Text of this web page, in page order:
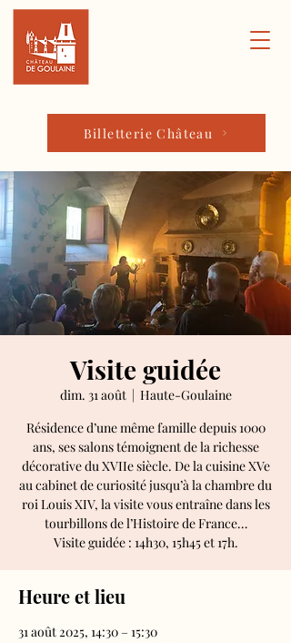
Billetterie Château
Visite guidée
dim. 31 août
  |
Haute-Goulaine
Résidence d’une même famille depuis 1000
ans, ses salons témoignent de la richesse
décorative du XVIIe siècle. De la cuisine XVe
au cabinet de curiosité jusqu’à la chambre du
roi Louis XIV, la visite vous entraîne dans les
tourbillons de l’Histoire de France…
Visite guidée : 14h30, 15h45 et 17h.
Heure et lieu
31 août 2025, 14:30 – 15:30